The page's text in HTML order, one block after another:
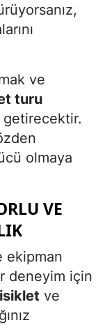
ve
turu
olmaya
VE
ekipman
deneyim için
ve